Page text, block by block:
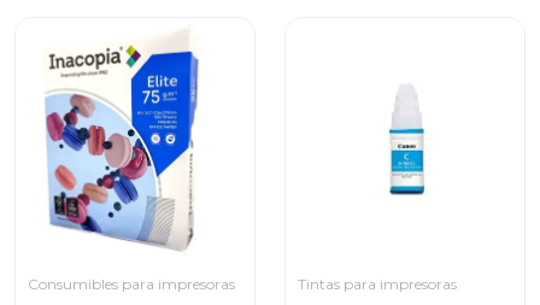
Consumibles para impresoras Tintas para impresoras